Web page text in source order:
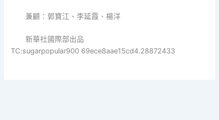
兼顧：郭寶江、李延霞、楊洋
新華社國際部出品
TC:sugarpopular900 69ece8aae15cd4.28872433